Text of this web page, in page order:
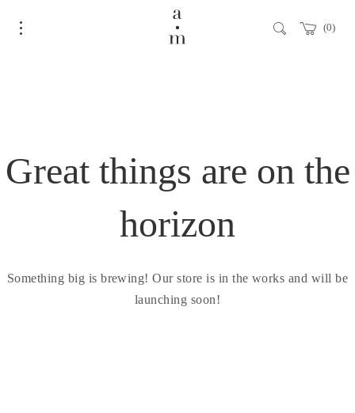
0
Great things are on the
horizon
Something big is brewing! Our store is in the works and will be
launching soon!